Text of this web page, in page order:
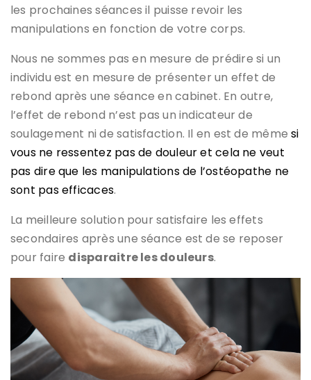
les prochaines séances il puisse revoir les
manipulations en fonction de votre corps.
Nous ne sommes pas en mesure de prédire si un
individu est en mesure de présenter un effet de
rebond après une séance en cabinet. En outre,
l’effet de rebond n’est pas un indicateur de
soulagement ni de satisfaction. Il en est de mêmesi
vous ne ressentez pas de douleur et cela ne veut
pas dire que les manipulations de l’ostéopathe ne
sont pas efficaces.
La meilleure solution pour satisfaire les effets
secondaires après une séance est de se reposer
pour faire disparaitre les douleurs.